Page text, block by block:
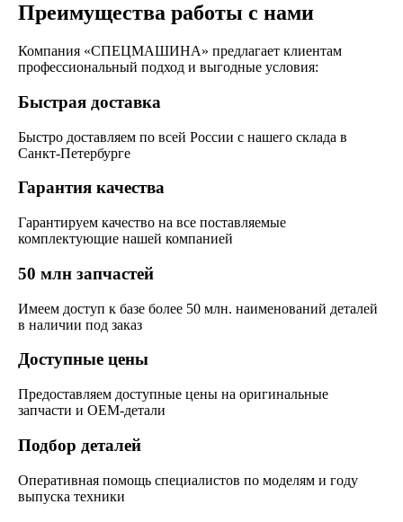
Преимущества работы с нами
Компания «СПЕЦМАШИНА» предлагает клиентам
профессиональный подход и выгодные условия:
Быстрая доставка
Быстро доставляем по всей России с нашего склада в
Санкт-Петербурге
Гарантия качества
Гарантируем качество на все поставляемые
комплектующие нашей компанией
50 млн запчастей
Имеем доступ к базе более 50 млн. наименований деталей
в наличии под заказ
Доступные цены
Предоставляем доступные цены на оригинальные
запчасти и OEM-детали
Подбор деталей
Оперативная помощь специалистов по моделям и году
выпуска техники